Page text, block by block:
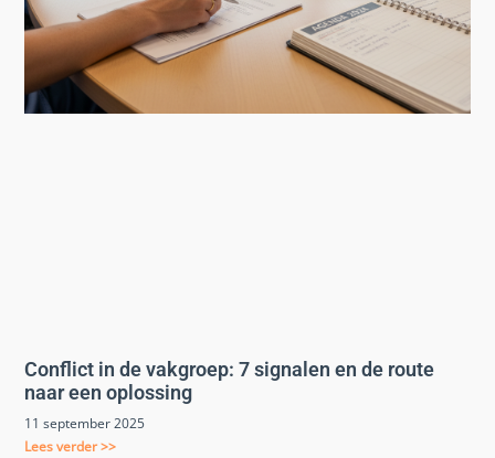
Conflict in de vakgroep: 7 signalen en de route
naar een oplossing
11 september 2025
Lees verder >>